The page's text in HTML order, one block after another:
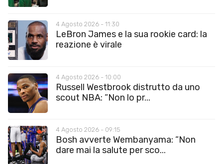
4 Agosto 2026 - 11:30
LeBron James e la sua rookie card: la
reazione è virale
4 Agosto 2026 - 10:00
Russell Westbrook distrutto da uno
scout NBA: “Non lo pr...
4 Agosto 2026 - 09:15
Bosh avverte Wembanyama: “Non
dare mai la salute per sco...